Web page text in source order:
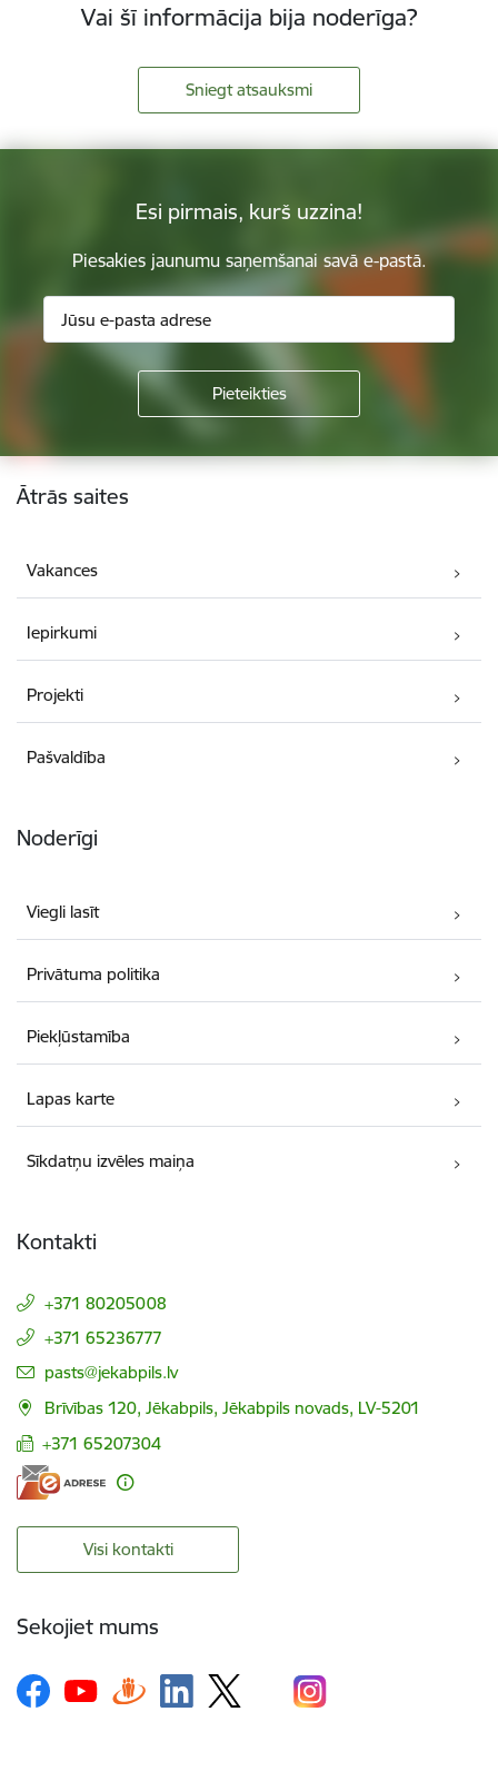
Vai šī informācija bija noderīga?
Sniegt atsauksmi
Esi pirmais, kurš uzzina!
Piesakies jaunumu saņemšanai savā e-pastā.
Kājene
Ātrās saites
Vakances
Iepirkumi
Projekti
Pašvaldība
Noderīgi
Viegli lasīt
Privātuma politika
Piekļūstamība
Lapas karte
Sīkdatņu izvēles maiņa
Kontakti
+371 80205008
+371 65236777
E-pasts:
pasts@jekabpils.lv
Brīvības 120, Jēkabpils, Jēkabpils novads, LV-5201
+371 65207304
Visi kontakti
Sekojiet mums